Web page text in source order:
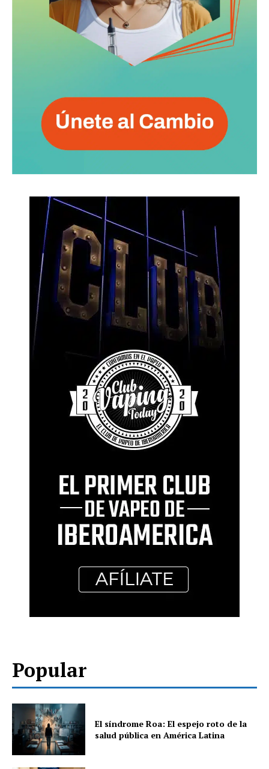
Popular
El síndrome Roa: El espejo roto de la
salud pública en América Latina